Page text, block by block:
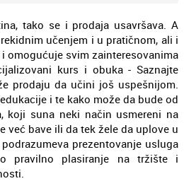
tako se i prodaja usavršava. A
učenjem i u pratičnom, ali i
omogućuje svim zainteresovanima
kurs i obuka - Saznajte
prodaju da učini još uspešnijom.
i te kako može da bude od
koji suna neki način usmereni na
već bave ili da tek žele da uplove u
prezentovanje usluga
pravilno plasiranje na tržište i